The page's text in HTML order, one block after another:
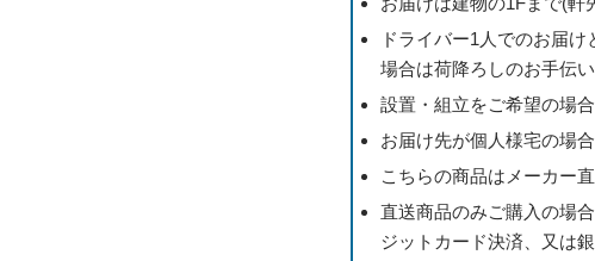
ドライバー1人でのお届
場合は荷降ろしのお手伝
設置・組立をご希望の場
お届け先が個人様宅の場
こちらの商品はメーカー
直送商品のみご購入の場
ジットカード決済、又は